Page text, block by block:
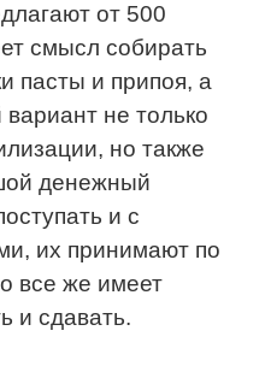
от 500
смысл собирать
пасты и припоя, а
не только
но также
денежный
и с
их принимают по
все же имеет
и сдавать.